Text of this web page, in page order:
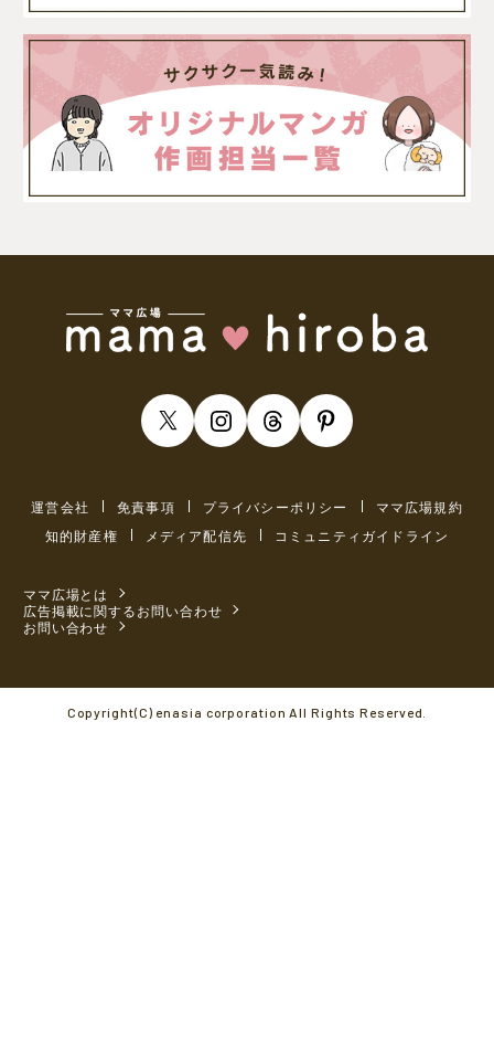
運営会社 免責事項 プライバシーポリシー
ママ広場規約
知的財産権
メディア配信先 コミュニティガイドライン
ママ広場とは
広告掲載に関するお問い合わせ
お問い合わせ
Copyright(C) enasia corporation All Rights Reserved.